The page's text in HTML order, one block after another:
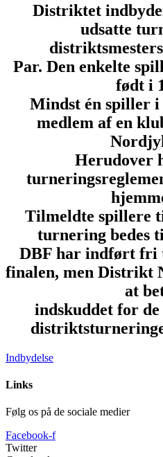
Distriktet
udsatte
Par. Den enkelte
født i
Mindst én spiller
medlem af en
Herudover
Tilmeldte spillere
turnering bedes
DBF har indført
finalen, men Distrikt
at
indskuddet for
Indbydelse
Links
Følg os på de sociale medier
Facebook-f
Twitter